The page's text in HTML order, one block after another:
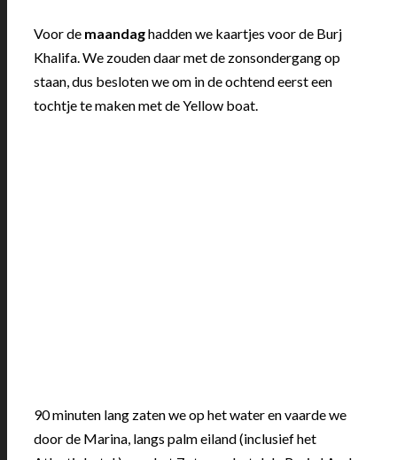
Voor de maandaghadden we kaartjes voor de Burj
Khalifa. We zouden daar met de zonsondergang op
staan, dus besloten we om in de ochtend eerst een
tochtje te maken met de Yellow boat.
90 minuten lang zaten we op het water en vaarde we
door de Marina, langs palm eiland (inclusief het